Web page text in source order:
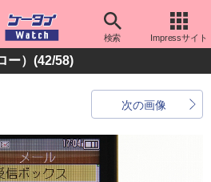
検索 Impressサイト
） (42/58)
次の画像